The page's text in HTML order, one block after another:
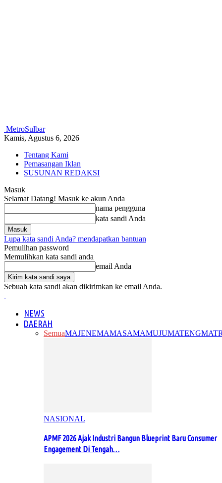
MetroSulbar
Kamis, Agustus 6, 2026
Tentang Kami
Pemasangan Iklan
SUSUNAN REDAKSI
Masuk
Selamat Datang! Masuk ke akun Anda
nama pengguna
kata sandi Anda
Lupa kata sandi Anda? mendapatkan bantuan
Pemulihan password
Memulihkan kata sandi anda
email Anda
Sebuah kata sandi akan dikirimkan ke email Anda.
NEWS
DAERAH
SemuaMAJENEMAMASAMAMUJUMATENG
NASIONAL
APMF 2026 Ajak Industri Bangun Blueprint Baru Consumer
Engagement Di Tengah…